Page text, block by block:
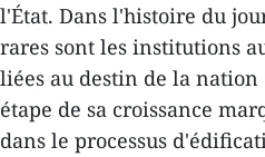
l'État. Dans l'histoire du
rares sont les institutions
liées au destin de la nation
étape de sa croissance
dans le processus